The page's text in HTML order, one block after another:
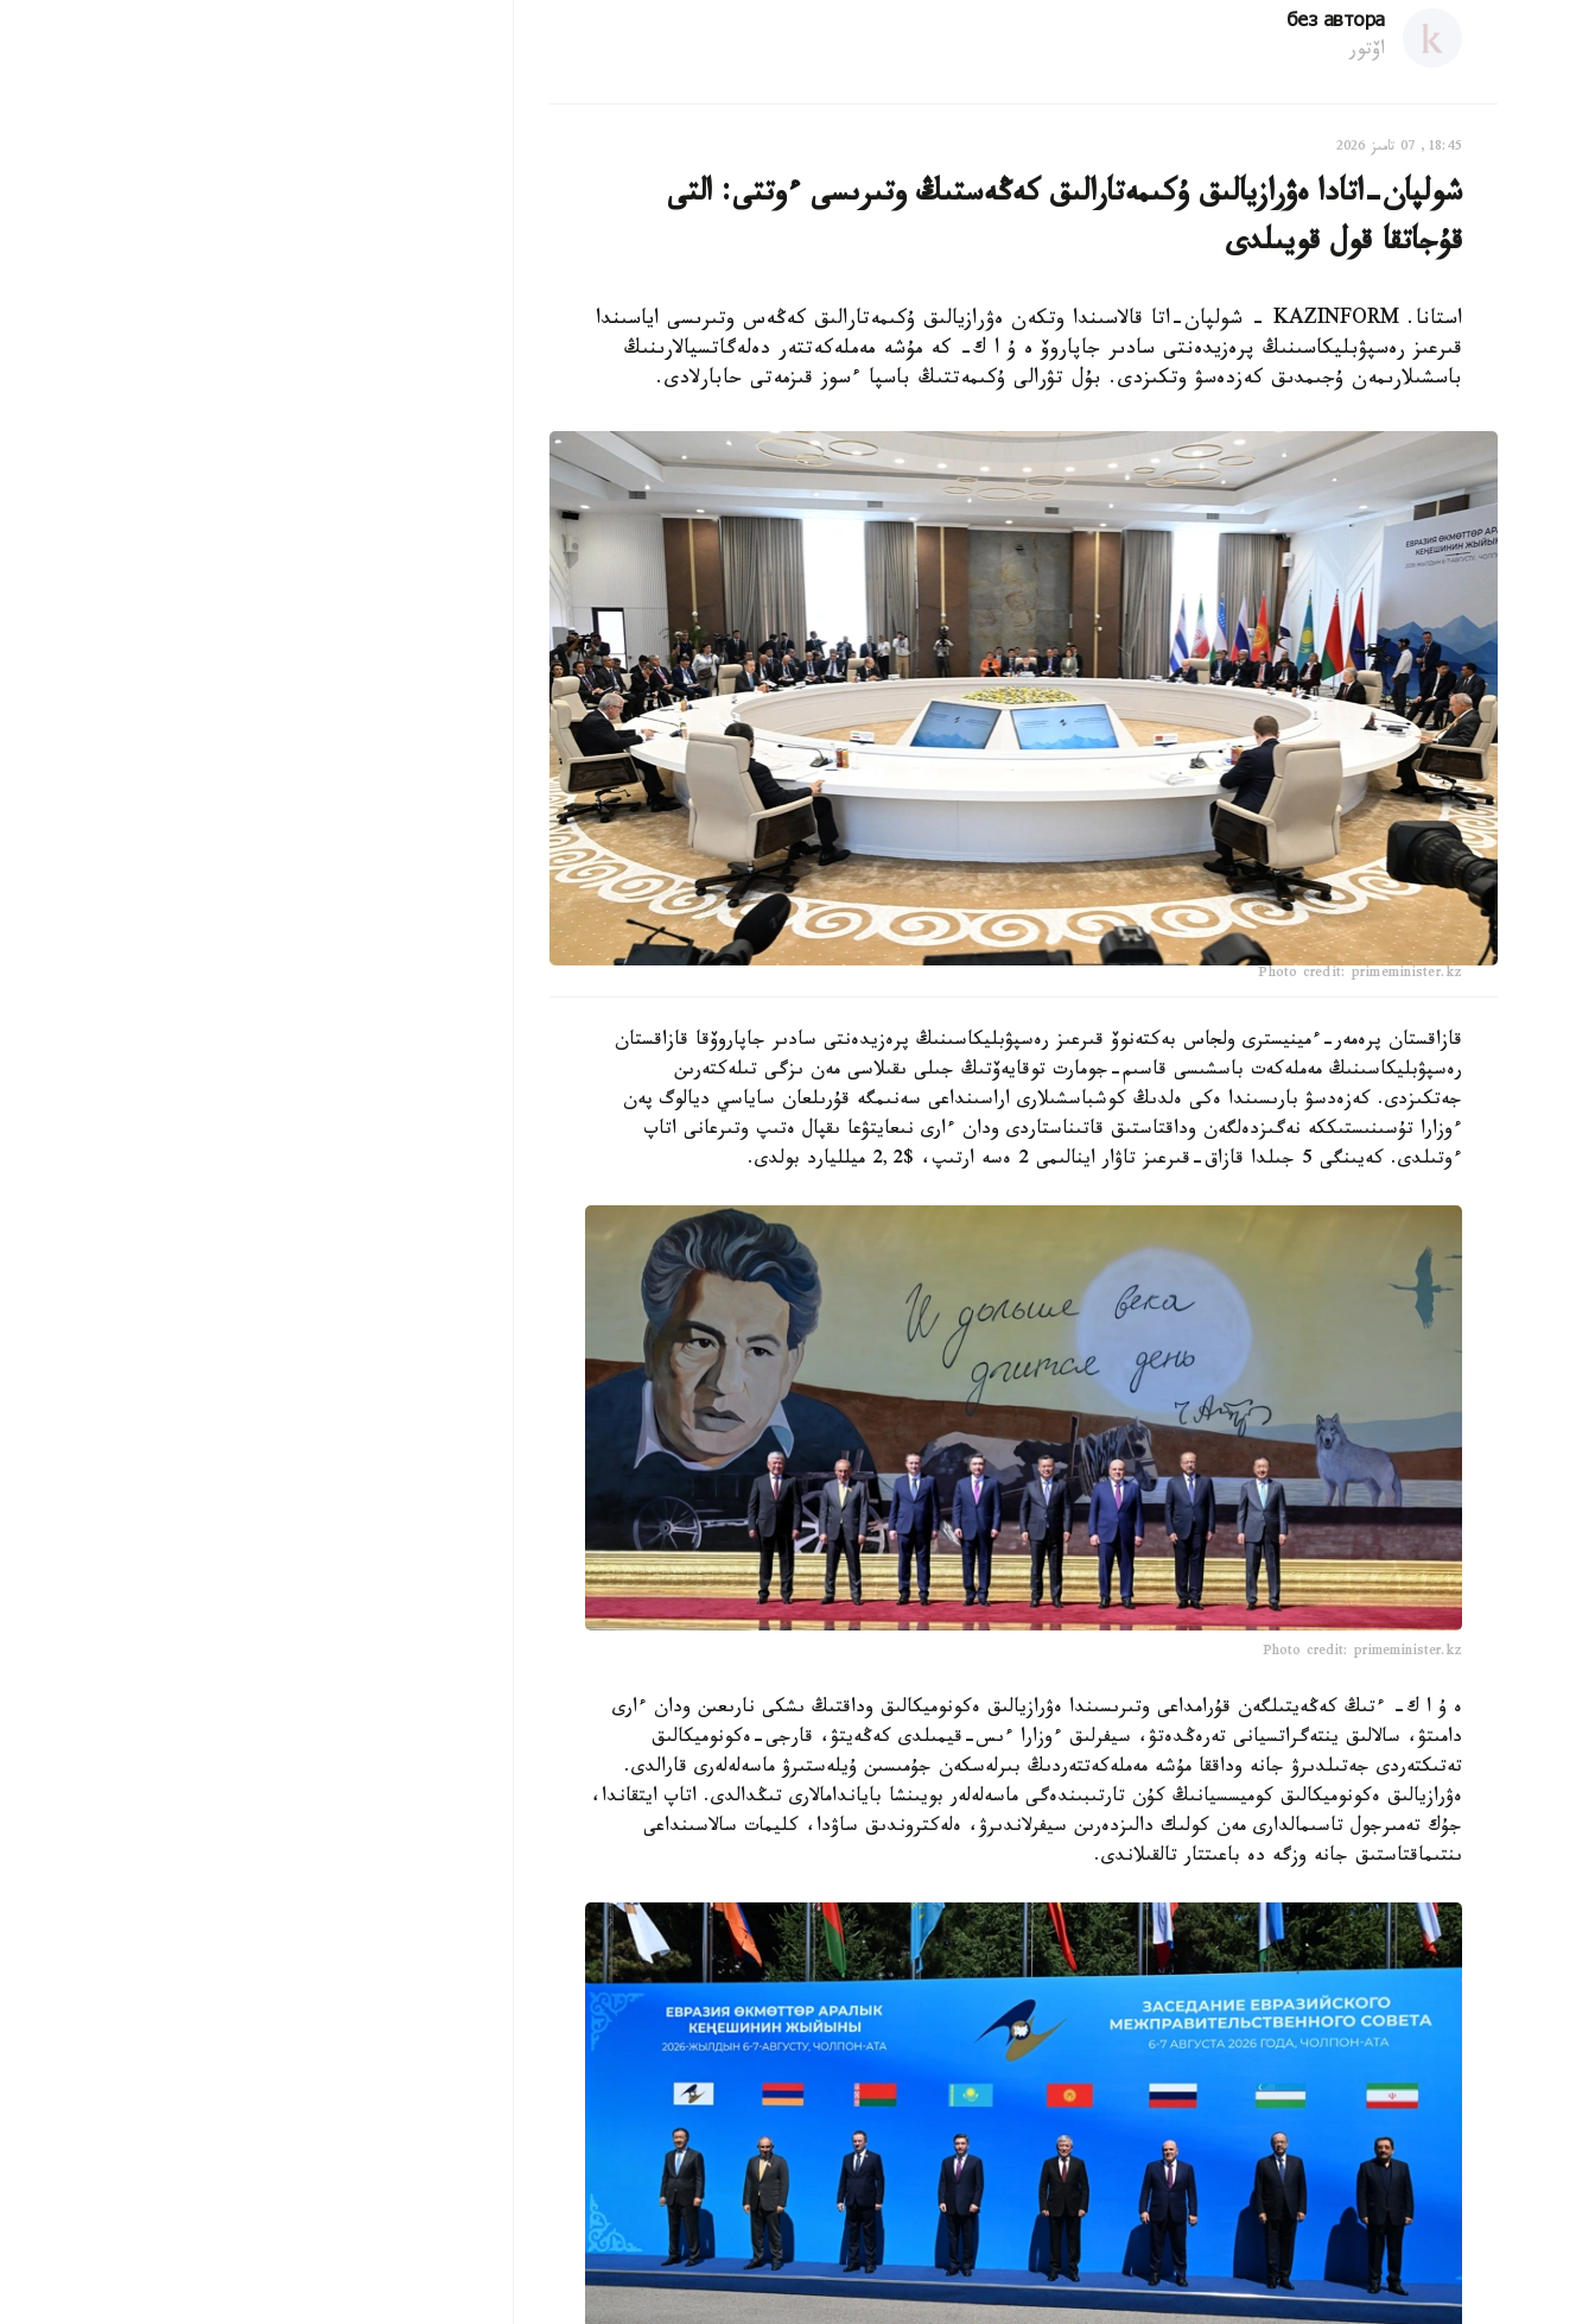
без автора
اۆتور
18:45, 07 تامىز 2026
شولپان-اتادا ەۋرازيالىق ۇكىمەتارالىق كەڭەستىڭ وتىرىسى ءوتتى: التى
قۇجاتقا قول قويىلدى
استانا. KAZINFORM - شولپان-اتا قالاسىندا وتكەن ەۋرازيالىق ۇكىمەتارالىق كەڭەس وتىرىسى اياسىندا
قىرعىز رەسپۋبليكاسىنىڭ پرەزيدەنتى سادىر جاپاروۆ ە ۇ ا ك- كە مۇشە مەملەكەتتەر دەلەگاتسيالارىنىڭ
باسشىلارىمەن ۇجىمدىق كەزدەسۋ وتكىزدى. بۇل تۋرالى ۇكىمەتتىڭ باسپا ءسوز قىزمەتى حابارلادى.
Photo credit: primeminister.kz
قازاقستان پرەمەر-ءمينيسترى ولجاس بەكتەنوۆ قىرعىز رەسپۋبليكاسىنىڭ پرەزيدەنتى سادىر جاپاروۆقا قازاقستان
رەسپۋبليكاسىنىڭ مەملەكەت باسشىسى قاسىم-جومارت توقايەۆتىڭ جىلى ىقىلاسى مەن ىزگى تىلەكتەرىن
جەتكىزدى. كەزەدسۋ بارىسىندا ەكى ەلدىڭ كوشباسشىلارى اراسىنداعى سەنىمگە قۇرىلعان ساياسي ديالوگ پەن
ءوزارا تۇسىنىستىككە نەگىزدەلگەن وداقتاستىق قاتىناستاردى ودان ءارى نىعايتۋعا ىقپال ەتىپ وتىرعانى اتاپ
ءوتىلدى. كەيىنگى 5 جىلدا قازاق-قىرعىز تاۋار اينالىمى 2 ەسە ارتىپ، $2,2 ميلليارد بولدى.
Photo credit: primeminister.kz
ە ۇ ا ك- ءتىڭ كەڭەيتىلگەن قۇرامداعى وتىرىسىندا ەۋرازيالىق ەكونوميكالىق وداقتىڭ ىشكى نارىعىن ودان ءارى
دامىتۋ، سالالىق ينتەگراتسيانى تەرەڭدەتۋ، سيفرلىق ءوزارا ءىس-قيمىلدى كەڭەيتۋ، قارجى-ەكونوميكالىق
تەتىكتەردى جەتىلدىرۋ جانە وداققا مۇشە مەملەكەتتەردىڭ بىرلەسكەن جۇمىسىن ۇيلەستىرۋ ماسەلەلەرى قارالدى.
ەۋرازيالىق ەكونوميكالىق كوميسسيانىڭ كۇن تارتىبىندەگى ماسەلەلەر بويىنشا باياندامالارى تىڭدالدى. اتاپ ايتقاندا،
جۇك تەمىرجول تاسىمالدارى مەن كولىك دالىزدەرىن سيفرلاندىرۋ، ەلەكتروندىق ساۋدا، كليمات سالاسىنداعى
ىنتىماقتاستىق جانە وزگە دە باعىتتار تالقىلاندى.